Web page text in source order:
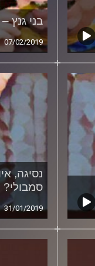
בני גנץ
07/02/2019
נסיגה,
סמבולי?
31/01/2019